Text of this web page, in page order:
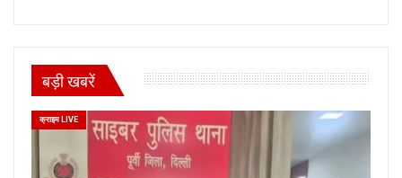
बड़ी खबरें
क्राइम LIVE